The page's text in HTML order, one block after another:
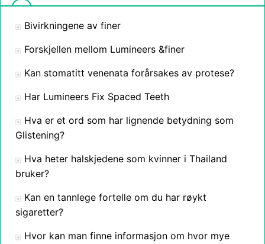
Bivirkningene av finer
Forskjellen mellom Lumineers &finer
Kan stomatitt venenata forårsakes av protese?
Har Lumineers Fix Spaced Teeth
Hva er et ord som har lignende betydning som
Glistening?
Hva heter halskjedene som kvinner i Thailand
bruker?
Kan en tannlege fortelle om du har røykt
sigaretter?
Hvor kan man finne informasjon om hvor mye